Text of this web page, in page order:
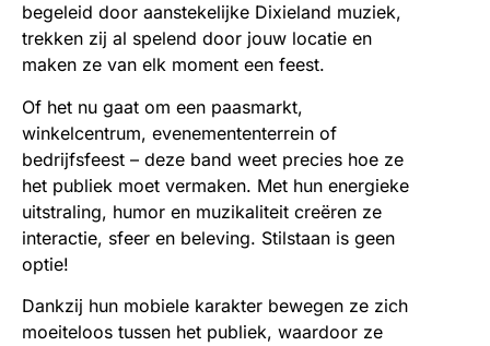
begeleid door aanstekelijke Dixieland muziek,
trekken zij al spelend door jouw locatie en
maken ze van elk moment een feest.
Of het nu gaat om een paasmarkt,
winkelcentrum, evenemententerrein of
bedrijfsfeest – deze band weet precies hoe ze
het publiek moet vermaken. Met hun energieke
uitstraling, humor en muzikaliteit creëren ze
interactie, sfeer en beleving. Stilstaan is geen
optie!
Dankzij hun mobiele karakter bewegen ze zich
moeiteloos tussen het publiek, waardoor ze